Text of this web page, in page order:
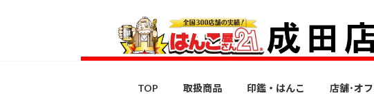
TOP 取扱商品 印鑑・はんこ 店舗･オ